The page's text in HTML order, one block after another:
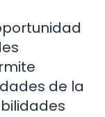
de la